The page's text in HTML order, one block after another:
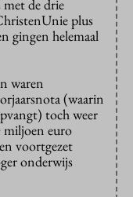
de drie
plus
gingen helemaal
waren
(waarin
toch weer
miljoen euro
voortgezet
onderwijs